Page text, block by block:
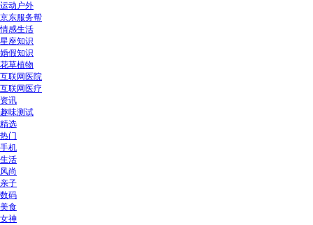
运动户外
京东服务帮
情感生活
星座知识
婚假知识
花草植物
互联网医院
互联网医疗
资讯
趣味测试
精选
热门
手机
生活
风尚
亲子
数码
美食
女神